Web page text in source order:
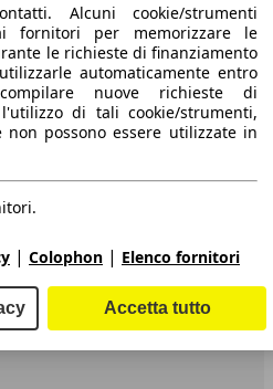
Alcuni cookie/strumenti
fornitori per memorizzare le
le richieste di finanziamento
automaticamente entro
nuove richieste di
di tali cookie/strumenti,
possono essere utilizzate in
| Colophon | Elenco fornitori
Accetta tutto